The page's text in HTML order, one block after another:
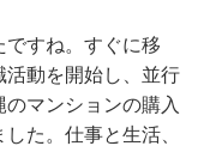
すね。すぐに移
動を開始し、並行
マンションの購入
た。仕事と生活、